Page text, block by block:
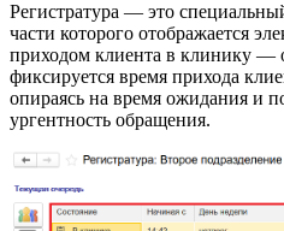
Регистратура — это
части которого отображается
приходом клиента в клинику —
фиксируется время прихода
опираясь на время ожидания и
ургентность обращения.